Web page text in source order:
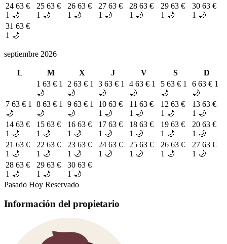
24 63 €
1 🌙
25 63 €
1 🌙
26 63 €
1 🌙
27 63 €
1 🌙
28 63 €
1 🌙
29 63 €
1 🌙
30 63 €
1 🌙
31 63 €
1 🌙
septiembre 2026
L M X J V S
D
1 63 € 1
🌙
2 63 € 1
🌙
3 63 € 1
🌙
4 63 € 1
🌙
5 63 € 1
🌙
6 63 € 1
🌙
7 63 € 1
🌙
8 63 € 1
🌙
9 63 € 1
🌙
10 63 €
1 🌙
11 63 €
1 🌙
12 63 €
1 🌙
13 63 €
1 🌙
14 63 €
1 🌙
15 63 €
1 🌙
16 63 €
1 🌙
17 63 €
1 🌙
18 63 €
1 🌙
19 63 €
1 🌙
20 63 €
1 🌙
21 63 €
1 🌙
22 63 €
1 🌙
23 63 €
1 🌙
24 63 €
1 🌙
25 63 €
1 🌙
26 63 €
1 🌙
27 63 €
1 🌙
28 63 €
1 🌙
29 63 €
1 🌙
30 63 €
1 🌙
Pasado Hoy Reservado
Información del propietario